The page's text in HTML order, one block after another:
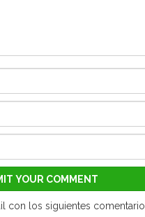
con los siguientes